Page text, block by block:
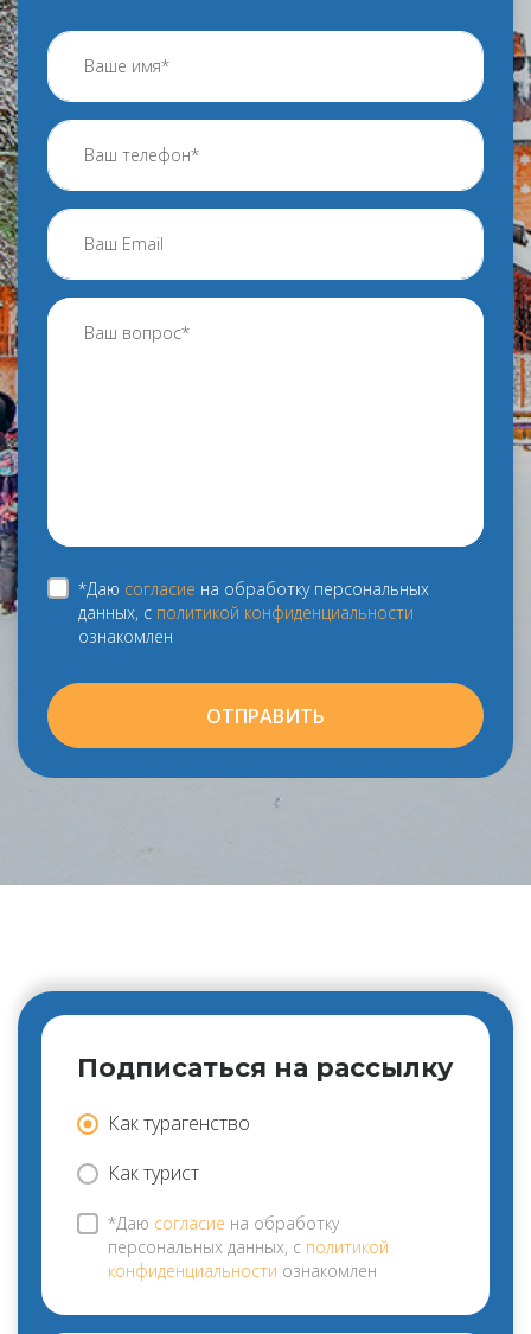
*Даю согласие на обработку персональных
данных, с политикой конфиденциальности
ознакомлен
ОТПРАВИТЬ
Подписаться на рассылку
Как турагенство
Как турист
*Даю согласие на обработку
персональных данных, с политикой
конфиденциальности ознакомлен